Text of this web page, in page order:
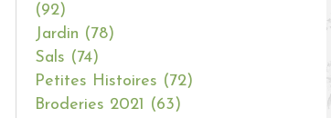
(92)
Jardin (78)
Sals (74)
Petites Histoires (72)
Broderies 2021
(63)